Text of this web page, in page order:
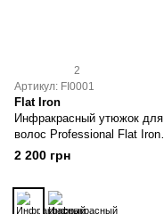
2
Артикул: FI0001
Flat Iron
Инфракрасный утюжок для
волос Professional Flat Iron
Белый
2 200 грн